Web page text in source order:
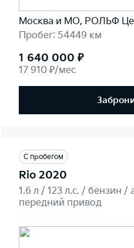
Москва и МО, РОЛЬФ
Пробег: 54449 км
1 640 000 ₽
17 910 ₽/мес
С пробегом
Rio 2020
1.6 л / 123 л.c. / бензин /
передний привод